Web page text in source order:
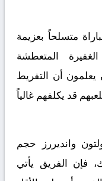
متسلحاً بعزيمة
المتعطشة
يعلمون أن التفريط
قد يكلفهم غالياً
وانديررز حجم
فإن الفريق يأتي